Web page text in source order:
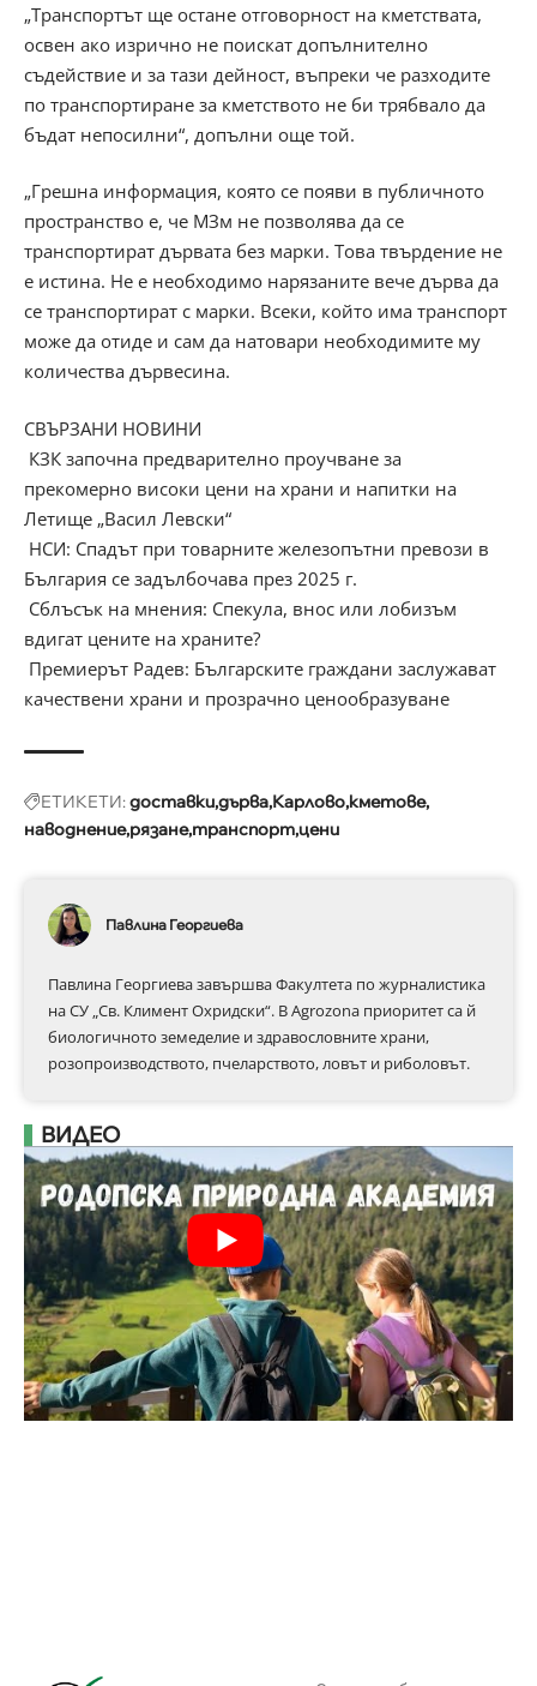
„Транспортът ще остане отговорност на кметствата,
освен ако изрично не поискат допълнително
съдействие и за тази дейност, въпреки че разходите
по транспортиране за кметството не би трябвало да
бъдат непосилни“, допълни още той.
„Грешна информация, която се появи в публичното
пространство е, че МЗм не позволява да се
транспортират дървата без марки. Това твърдение не
е истина. Не е необходимо нарязаните вече дърва да
се транспортират с марки. Всеки, който има транспорт
може да отиде и сам да натовари необходимите му
количества дървесина.
СВЪРЗАНИ НОВИНИ
КЗК започна предварително проучване за
прекомерно високи цени на храни и напитки на
Летище „Васил Левски“
НСИ: Спадът при товарните железопътни превози в
България се задълбочава през 2025 г.
Сблъсък на мнения: Спекула, внос или лобизъм
вдигат цените на храните?
Премиерът Радев: Българските граждани заслужават
качествени храни и прозрачно ценообразуване
ЕТИКЕТИ:доставкидърва Карловокметове
наводнение рязане транспортцени
Павлина Георгиева
Павлина Георгиева завършва Факултета по журналистика
на СУ „Св. Климент Охридски“. В Аgrozona приоритет са й
биологичното земеделие и здравословните храни,
розопроизводството, пчеларството, ловът и риболовът.
ВИДЕО